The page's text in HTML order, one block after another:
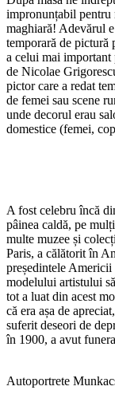
impronunțabil pentru
maghiară! Adevărul
temporară de pictură
a celui mai important
de Nicolae
pictor care a redat
de femei sau scene
unde decorul erau
domestice (femei,
A fost celebru încă
pâinea caldă, pe
multe muzee și
Paris, a călătorit în
președintele Americii
modelului artistului
tot a luat din acest
că era așa de
suferit deseori de
în 1900, a avut
Autoportrete